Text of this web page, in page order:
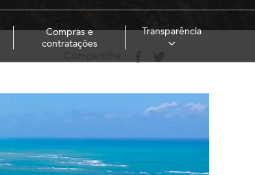
Compras e
contratações
Transparência